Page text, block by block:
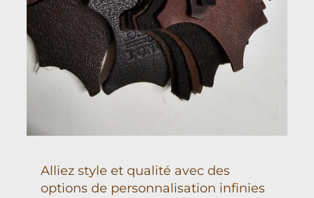
Alliez style et qualité avec des
options de personnalisation infinies